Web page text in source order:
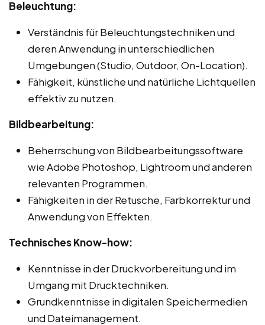
Beleuchtung:
Verständnis für Beleuchtungstechniken und
deren Anwendung in unterschiedlichen
Umgebungen (Studio, Outdoor, On-Location).
Fähigkeit, künstliche und natürliche Lichtquellen
effektiv zu nutzen.
Bildbearbeitung:
Beherrschung von Bildbearbeitungssoftware
wie Adobe Photoshop, Lightroom und anderen
relevanten Programmen.
Fähigkeiten in der Retusche, Farbkorrektur und
Anwendung von Effekten.
Technisches Know-how:
Kenntnisse in der Druckvorbereitung und im
Umgang mit Drucktechniken.
Grundkenntnisse in digitalen Speichermedien
und Dateimanagement.